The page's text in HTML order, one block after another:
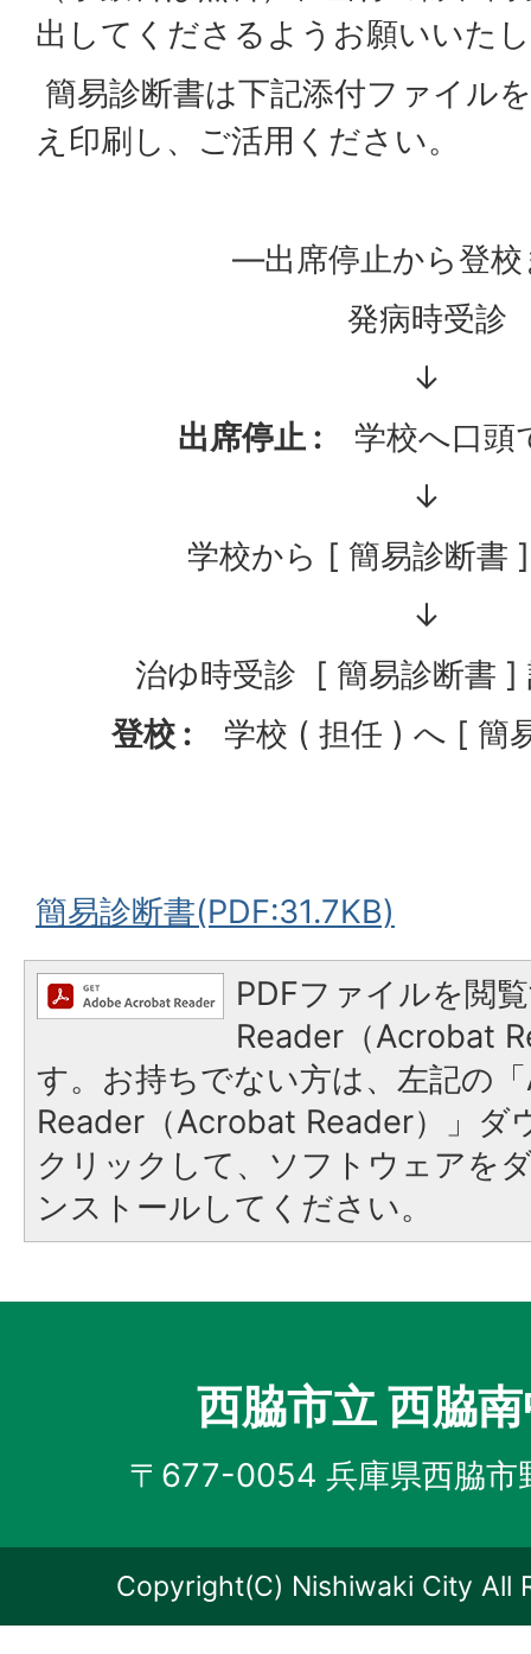
出してくださるようお願いいた
簡易診断書は下記添付ファイル
え印刷し、ご活用ください。
―出席停止から登
発病時受診
↓
出席停止 : 学校へ口頭
↓
学校から [ 簡易診断書
↓
治ゆ時受診 [ 簡易診断書 ]
登校 : 学校 ( 担任 ) へ [ 簡
簡易診断書(PDF:31.7KB)
PDFファイルを閲
Reader（Acrobat
す。お持ちでない方は、左記の
Reader（Acrobat Reader）」ダ
クリックして、ソフトウェアを
ンストールしてください。
西脇市立 西脇
〒677-0054 兵庫県西脇市
Copyright(C) Nishiwaki City All